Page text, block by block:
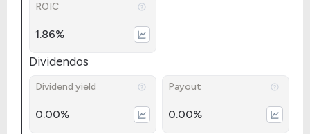
ROIC
1.86%
Dividendos
Dividend yield
0.00%
Payout
0.00%